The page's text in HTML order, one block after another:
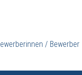
/ Bewerber